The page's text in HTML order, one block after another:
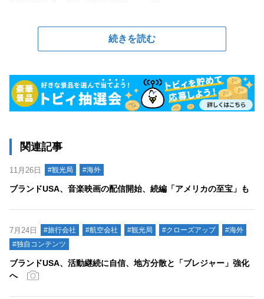
続きを読む
関連記事
11月26日 #観光局 #海外
ブランドUSA、音楽映画の配信開始、続編「アメリカの至宝」も
7月24日 #旅行会社 #航空会社 #観光局 #クローズアップ
#海外
#独自コンテンツ
ブランドUSA、活動継続に自信、地方分散と「ブレジャー」強化
へ